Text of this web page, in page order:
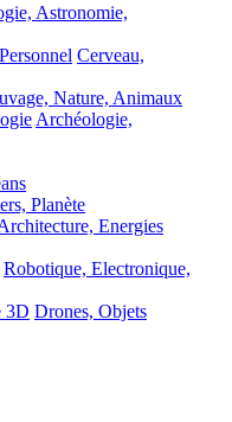
Astronomie,
Cerveau,
Nature, Animaux
Archéologie,
Planète
Energies
Robotique, Electronique,
3D Drones, Objets